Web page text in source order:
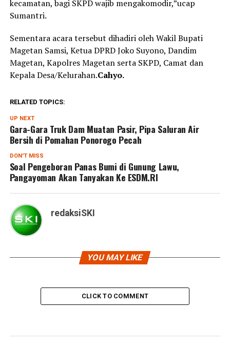
kecamatan, bagi SKPD wajib mengakomodir,”ucap
Sumantri.
Sementara acara tersebut dihadiri oleh Wakil Bupati
Magetan Samsi, Ketua DPRD Joko Suyono, Dandim
Magetan, Kapolres Magetan serta SKPD, Camat dan
Kepala Desa/Kelurahan.Cahyo.
RELATED TOPICS:
UP NEXT
Gara-Gara Truk Dam Muatan Pasir, Pipa Saluran Air
Bersih di Pomahan Ponorogo Pecah
DON'T MISS
Soal Pengeboran Panas Bumi di Gunung Lawu,
Pangayoman Akan Tanyakan Ke ESDM.RI
redaksiSKI
YOU MAY LIKE
CLICK TO COMMENT